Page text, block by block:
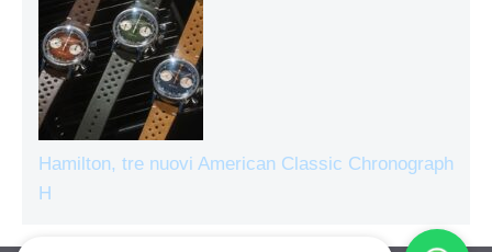
Hamilton, tre nuovi American Classic Chronograph
H